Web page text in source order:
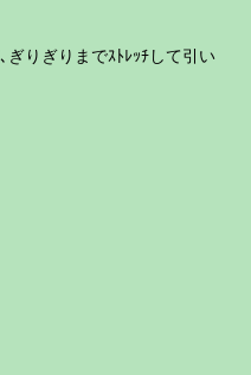
ぎりぎりまでｽﾄﾚｯﾁして引い